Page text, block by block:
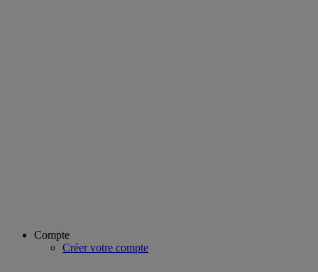
Compte
Créer votre compte